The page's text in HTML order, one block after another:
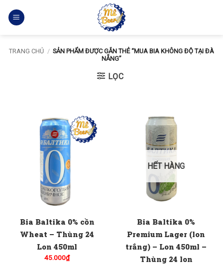
qua
TRANG CHỦ / SẢN PHẨM ĐƯỢC GẮN THẺ “MUA BIA KHÔNG ĐỘ TẠI ĐÀ
NẴNG”
LỌC
Bia Baltika 0% cồn
Wheat – Thùng 24
Lon 450ml
45.000₫
HẾT HÀNG
Bia Baltika 0%
Premium Lager (lon
trắng) – Lon 450ml –
Thùng 24 lon